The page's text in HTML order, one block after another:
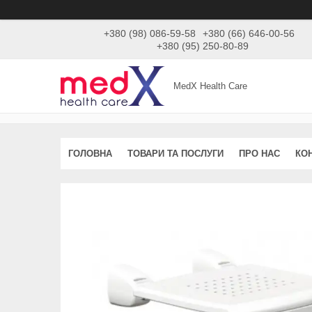
+380 (98) 086-59-58
+380 (66) 646-00-56
+380 (95) 250-80-89
MedX Health Care
ГОЛОВНА ТОВАРИ ТА ПОСЛУГИ ПРО НАС